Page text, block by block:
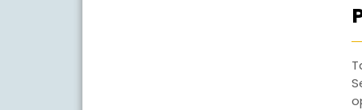
Tahun pelajaran 2017/2018 sudah di mulai di semua